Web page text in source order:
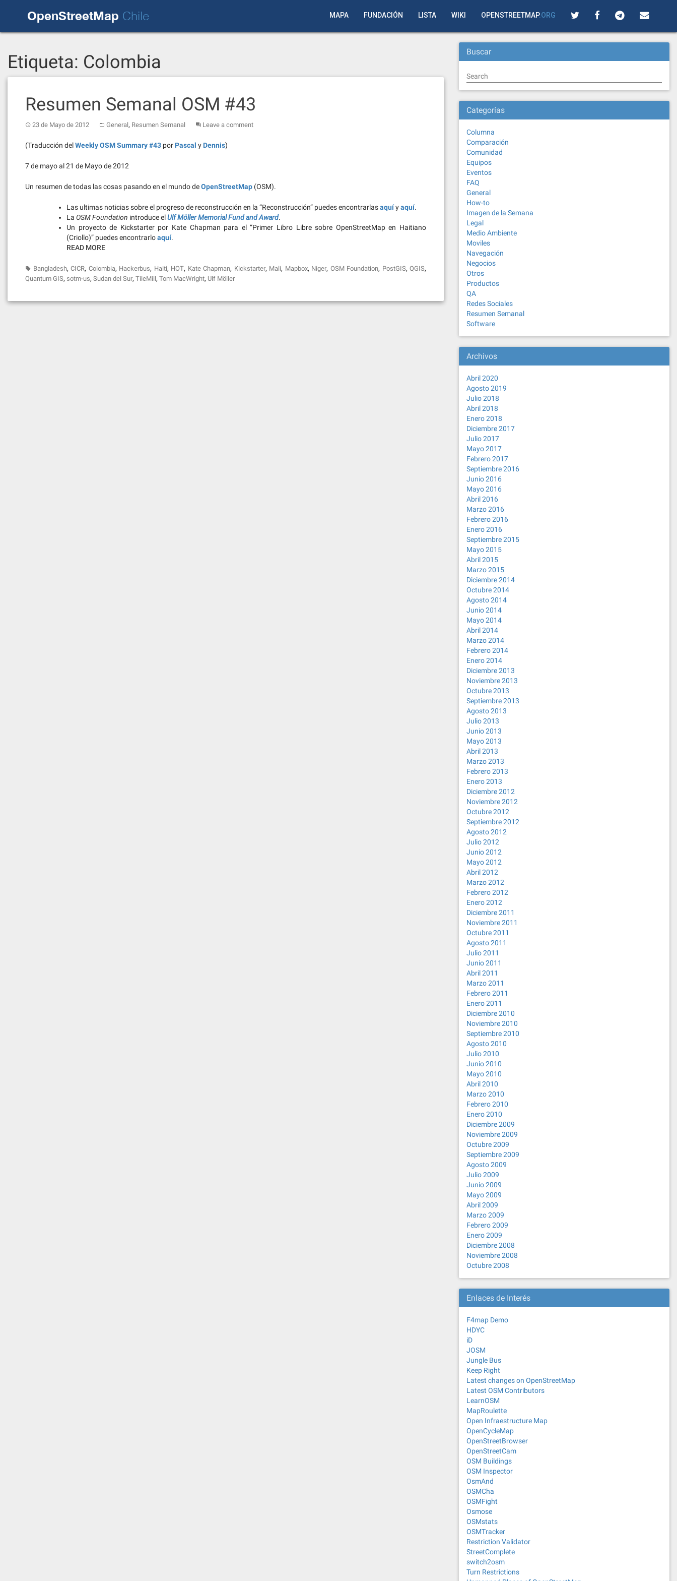
OpenStreetMap Chile MAPA FUNDACIÓN LISTA WIKI OPENSTREETMAP.ORG
Etiqueta: Colombia
Resumen Semanal OSM #43
23 de Mayo de 2012 General, Resumen Semanal Leave a comment
(Traducción delWeekly OSM Summary #43 por Pascal y Dennis)
7 de mayo al 21 de Mayo de 2012
Un resumen de todas las cosas pasando en el mundo deOpenStreetMap (OSM).
Las ultimas noticias sobre el progreso de reconstrucción en la “Reconstrucción” puedes encontrarlasaquíyaquí.
La OSM Foundation introduce elUlf Möller Memorial Fund and Award.
Un proyecto de Kickstarter por Kate Chapman para el “Primer Libro Libre sobre OpenStreetMap en Haitiano
(Criollo)” puedes encontrarloaquí.
READ MORE
Bangladesh, CICR, Colombia, Hackerbus, Haiti, HOT, Kate Chapman, Kickstarter, Mali, Mapbox, Niger, OSM Foundation, PostGIS, QGIS,
Quantum GIS, sotm-us, Sudan del Sur, TileMill, Tom MacWright, Ulf Möller
Buscar
Search
Categorías
Columna
Comparación
Comunidad
Equipos
Eventos
FAQ
General
How-to
Imagen de la Semana
Legal
Medio Ambiente
Moviles
Navegación
Negocios
Otros
Productos
QA
Redes Sociales
Resumen Semanal
Software
Archivos
Abril 2020
Agosto 2019
Julio 2018
Abril 2018
Enero 2018
Diciembre 2017
Julio 2017
Mayo 2017
Febrero 2017
Septiembre 2016
Junio 2016
Mayo 2016
Abril 2016
Marzo 2016
Febrero 2016
Enero 2016
Septiembre 2015
Mayo 2015
Abril 2015
Marzo 2015
Diciembre 2014
Octubre 2014
Agosto 2014
Junio 2014
Mayo 2014
Abril 2014
Marzo 2014
Febrero 2014
Enero 2014
Diciembre 2013
Noviembre 2013
Octubre 2013
Septiembre 2013
Agosto 2013
Julio 2013
Junio 2013
Mayo 2013
Abril 2013
Marzo 2013
Febrero 2013
Enero 2013
Diciembre 2012
Noviembre 2012
Octubre 2012
Septiembre 2012
Agosto 2012
Julio 2012
Junio 2012
Mayo 2012
Abril 2012
Marzo 2012
Febrero 2012
Enero 2012
Diciembre 2011
Noviembre 2011
Octubre 2011
Agosto 2011
Julio 2011
Junio 2011
Abril 2011
Marzo 2011
Febrero 2011
Enero 2011
Diciembre 2010
Noviembre 2010
Septiembre 2010
Agosto 2010
Julio 2010
Junio 2010
Mayo 2010
Abril 2010
Marzo 2010
Febrero 2010
Enero 2010
Diciembre 2009
Noviembre 2009
Octubre 2009
Septiembre 2009
Agosto 2009
Julio 2009
Junio 2009
Mayo 2009
Abril 2009
Marzo 2009
Febrero 2009
Enero 2009
Diciembre 2008
Noviembre 2008
Octubre 2008
Enlaces de Interés
F4map Demo
HDYC
iD
JOSM
Jungle Bus
Keep Right
Latest changes on OpenStreetMap
Latest OSM Contributors
LearnOSM
MapRoulette
Open Infraestructure Map
OpenCycleMap
OpenStreetBrowser
OpenStreetCam
OSM Buildings
OSM Inspector
OsmAnd
OSMCha
OSMFight
Osmose
OSMstats
OSMTracker
Restriction Validator
StreetComplete
switch2osm
Turn Restrictions